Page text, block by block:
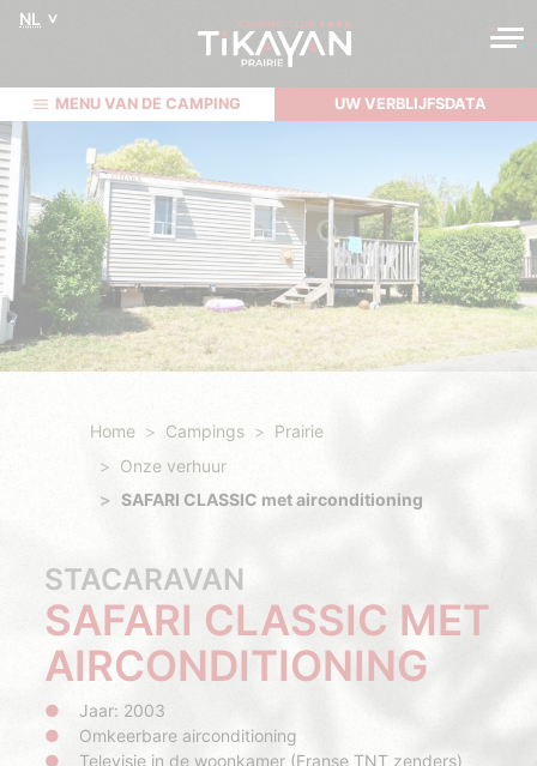
NL
MENU VAN DE CAMPING UW VERBLIJFSDATA
Home Campings
Prairie
Onze verhuur
SAFARI CLASSIC met airconditioning
STACARAVAN
SAFARI CLASSIC MET
AIRCONDITIONING
Jaar: 2003
Omkeerbare airconditioning
Televisie in de woonkamer (Franse TNT zenders)